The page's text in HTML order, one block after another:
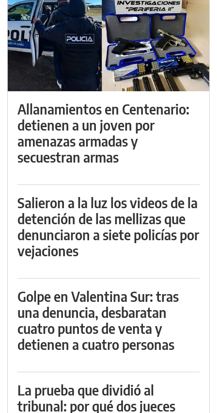
Allanamientos en Centenario:
detienen a un joven por
amenazas armadas y
secuestran armas
Salieron a la luz los videos de la
detención de las mellizas que
denunciaron a siete policías por
vejaciones
Golpe en Valentina Sur: tras
una denuncia, desbaratan
cuatro puntos de venta y
detienen a cuatro personas
La prueba que dividió al
tribunal: por qué dos jueces